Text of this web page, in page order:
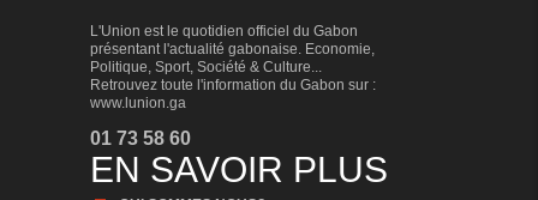
L'Union est le quotidien officiel du Gabon
présentant l'actualité gabonaise. Economie,
Politique, Sport, Société & Culture...
Retrouvez toute l'information du Gabon sur :
www.lunion.ga
01 73 58 60
EN SAVOIR PLUS